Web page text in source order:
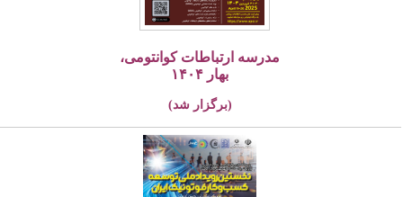
مدرسه ارتباطات کوانتومی،
بهار ۱۴۰۴
(برگزار شد)